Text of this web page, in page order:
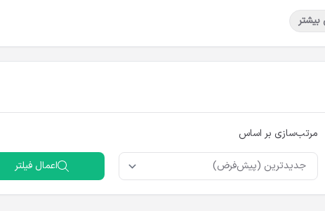
رزومه آنلاین خود هستند، ایده‌آل است.
مرتب‌سازی بر اساس
اعمال فیلتر